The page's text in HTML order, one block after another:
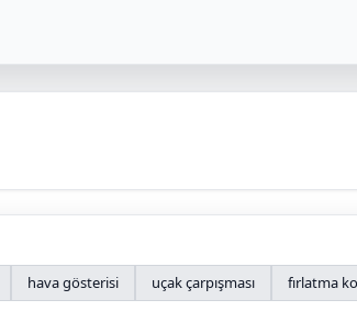
hava gösterisi uçak çarpışması fırlatma